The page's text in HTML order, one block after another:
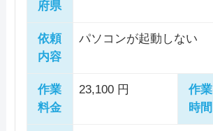
府県
依頼
内容
パソコンが起動しない
作業
料金
23,100 円
作業
時間